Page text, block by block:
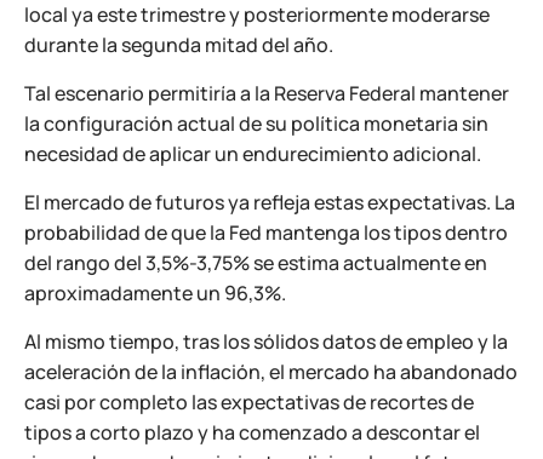
local ya este trimestre y posteriormente moderarse
durante la segunda mitad del año.
Tal escenario permitiría a la Reserva Federal mantener
la configuración actual de su política monetaria sin
necesidad de aplicar un endurecimiento adicional.
El mercado de futuros ya refleja estas expectativas. La
probabilidad de que la Fed mantenga los tipos dentro
del rango del 3,5%-3,75% se estima actualmente en
aproximadamente un 96,3%.
Al mismo tiempo, tras los sólidos datos de empleo y la
aceleración de la inflación, el mercado ha abandonado
casi por completo las expectativas de recortes de
tipos a corto plazo y ha comenzado a descontar el